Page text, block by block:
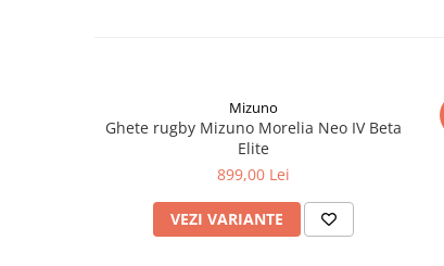
Mizuno
Ghete rugby Mizuno Morelia Neo IV Beta
Elite
899,00 Lei
VEZI VARIANTE